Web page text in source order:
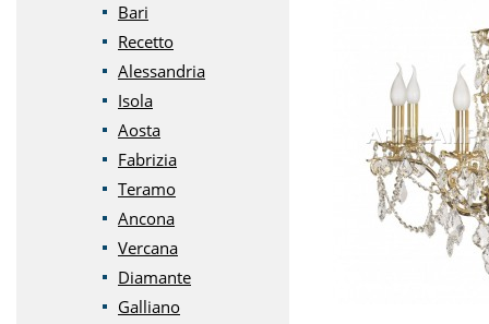
Bari
Recetto
Alessandria
Isola
Aosta
Fabrizia
Teramo
Ancona
Vercana
Diamante
Galliano